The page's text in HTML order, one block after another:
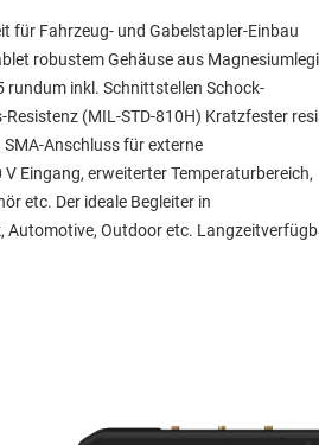
für Fahrzeug- und Gabelstapler-Einbau
robustem Gehäuse aus
rundum inkl. Schnittstellen Schock-
Resistenz (MIL-STD-810H) Kratzfester
Anschluss für externe
Eingang, erweiterter Temperaturbereich,
etc. Der ideale Begleiter in
Automotive, Outdoor etc.